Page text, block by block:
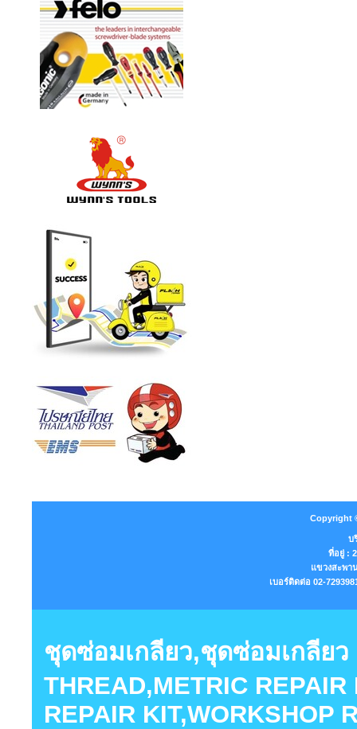
Copyright
บ
ที่อยู่ :
แขวงสะพา
เบอร์ติดต่อ 02-
ชุดซ่อมเกลียว,ชุดซ่อมเกลียว
THREAD,METRIC
REPAIR KIT,WORKSHOP